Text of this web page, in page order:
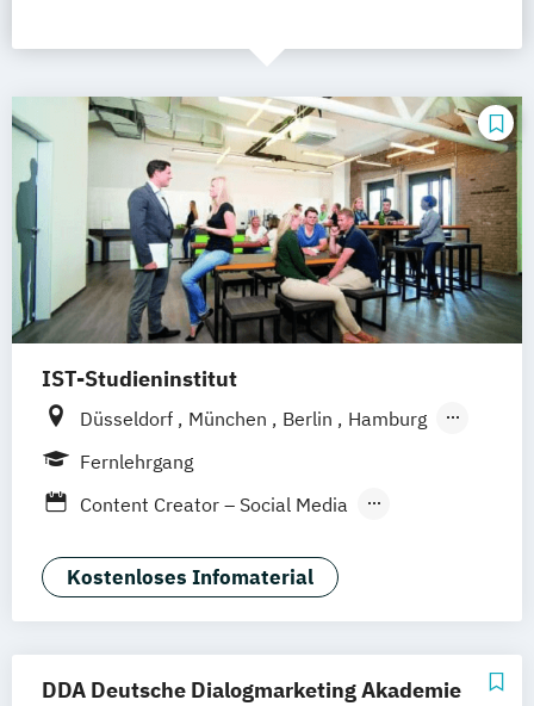
IST-Studieninstitut
Düsseldorf München Berlin
Hamburg
Weil am Rhein
Fernlehrgang
Content Creator – Social Media
Geprüfte:r Fachwirt:in im E-Commerce
(IHK)
Kostenloses Infomaterial
DDA Deutsche Dialogmarketing Akademie